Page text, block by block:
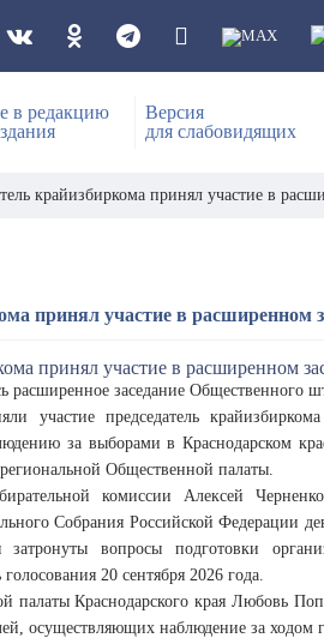
в редакцию
Версия
для слабовидящих
крайизбиркома принял участие в
принял участие в
расширенное заседание Общественного
участие председатель
за выборами в Краснодарском
Общественной палаты.
комиссии Алексей
Собрания Российской Федерации
вопросы подготовки
20 сентября 2026 года.
палаты Краснодарского края Любовь
осуществляющих наблюдение за ходом